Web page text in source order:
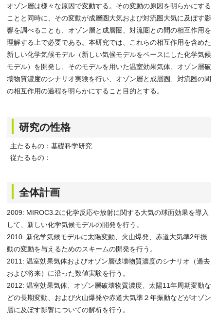
オゾン層は様々な原因で変動する。その変動の原因を明らかにする
ことと同時に、その変動が成層圏大気および対流圏大気に及ぼす影
響を調べることも、オゾン層と成層圏、対流圏との間の相互作用を
理解する上で必要である。本研究では、これらの相互作用を含めた
新しい化学気候モデル（新しい気候モデルをベースにした化学気候
モデル）を開発し、そのモデルを用いた温室効果気体、オゾン層破
壊物質濃度のシナリオ実験を行い、オゾン層と成層圏、対流圏の間
の相互作用の過程を明らかにすること目的とする。
研究の性格
主たるもの：基礎科学研究
従たるもの：
全体計画
2009: MIROC3.2に化学反応や放射に関する大気の球面効果を導入
して、新しい化学気候モデルの開発を行う。
2010: 新化学気候モデルに太陽変動、火山爆発、赤道大気準2年振
動の変動を与えるためのスキームの開発を行う。
2011: 温室効果気体およびオゾン層破壊物質濃度のシナリオ（過去
および将来）に沿った数値実験を行う。
2012: 温室効果気体、オゾン層破壊物質濃度、太陽11年周期変動な
どの長期変動、および火山爆発や赤道大気準２年振動などがオゾン
層に及ぼす影響についての解析を行う。